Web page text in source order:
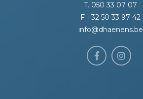
T. 050 33 07 07
F +32 50 33 97 42
info@dhaenens.be